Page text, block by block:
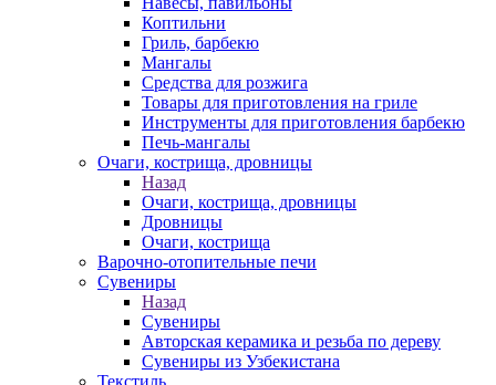
Коптильни
Гриль, барбекю
Мангалы
Средства для розжига
Товары для приготовления на гриле
Инструменты для приготовления барбекю
Печь-мангалы
Очаги, кострища, дровницы
Назад
Очаги, кострища, дровницы
Дровницы
Очаги, кострища
Варочно-отопительные печи
Сувениры
Назад
Сувениры
Авторская керамика и резьба по дереву
Сувениры из Узбекистана
Текстиль